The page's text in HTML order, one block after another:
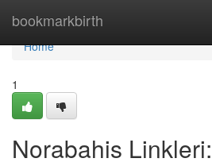
bookmarkbirth
Home
Home
1
Norabahis Linkleri: